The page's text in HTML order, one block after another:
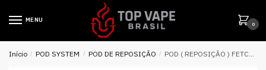
MENU
0
Início / POD SYSTEM / POD DE REPOSIÇÃO / POD ( REPOSIÇÃO ) FETCH PRO ( COIL RGC ) S/ COIL – SMOK